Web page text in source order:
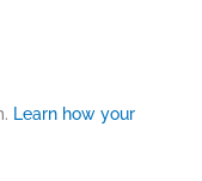
Learn how your